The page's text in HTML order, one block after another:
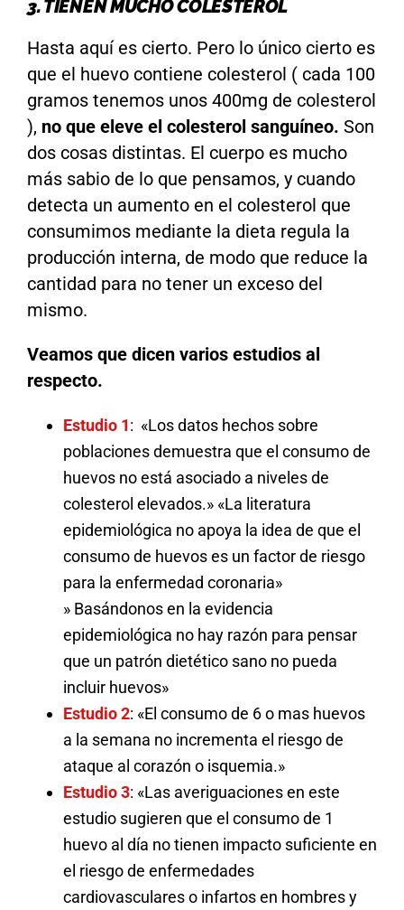
3. TIENEN MUCHO COLESTEROL
Hasta aquí es cierto. Pero lo único cierto es
que el huevo contiene colesterol ( cada 100
gramos tenemos unos 400mg de colesterol
), no que eleve el colesterol sanguíneo. Son
dos cosas distintas. El cuerpo es mucho
más sabio de lo que pensamos, y cuando
detecta un aumento en el colesterol que
consumimos mediante la dieta regula la
producción interna, de modo que reduce la
cantidad para no tener un exceso del
mismo.
Veamos que dicen varios estudios al
respecto.
Estudio 1: «Los datos hechos sobre
poblaciones demuestra que el consumo de
huevos no está asociado a niveles de
colesterol elevados.» «La literatura
epidemiológica no apoya la idea de que el
consumo de huevos es un factor de riesgo
para la enfermedad coronaria»
» Basándonos en la evidencia
epidemiológica no hay razón para pensar
que un patrón dietético sano no pueda
incluir huevos»
Estudio 2: «El consumo de 6 o mas huevos
a la semana no incrementa el riesgo de
ataque al corazón o isquemia.»
Estudio 3: «Las averiguaciones en este
estudio sugieren que el consumo de 1
huevo al día no tienen impacto suficiente en
el riesgo de enfermedades
cardiovasculares o infartos en hombres y